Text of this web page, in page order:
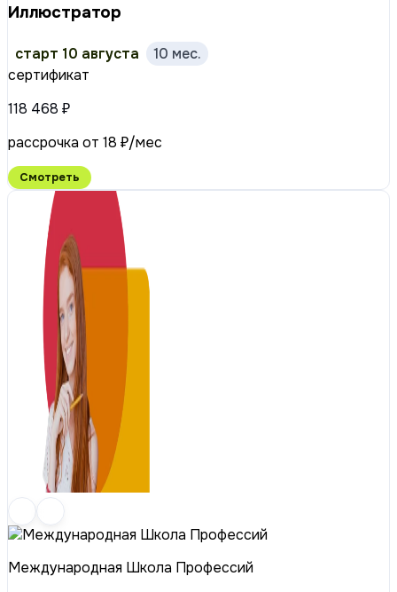
Иллюстратор
старт 10 августа
10 мес.
сертификат
118 468 ₽
рассрочка от 18 ₽/мес
Смотреть
Международная Школа Профессий